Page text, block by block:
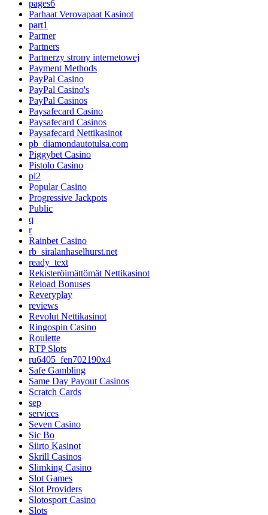
pages6
Parhaat Verovapaat Kasinot
part1
Partner
Partners
Partnerzy strony internetowej
Payment Methods
PayPal Casino
PayPal Casino's
PayPal Casinos
Paysafecard Casino
Paysafecard Casinos
Paysafecard Nettikasinot
pb_diamondautotulsa.com
Piggybet Casino
Pistolo Casino
pl2
Popular Casino
Progressive Jackpots
Public
q
r
Rainbet Casino
rb_siralanhaselhurst.net
ready_text
Rekisteröimättömät Nettikasinot
Reload Bonuses
Reveryplay
reviews
Revolut Nettikasinot
Ringospin Casino
Roulette
RTP Slots
ru6405_fen702190x4
Safe Gambling
Same Day Payout Casinos
Scratch Cards
sep
services
Seven Casino
Sic Bo
Siirto Kasinot
Skrill Casinos
Slimking Casino
Slot Games
Slot Providers
Slotosport Casino
Slots